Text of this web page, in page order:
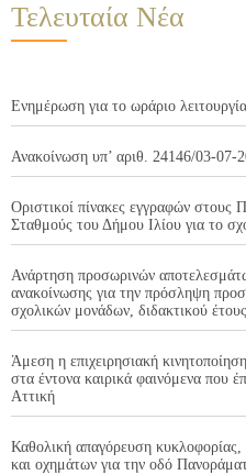
Τελευταία Νέα
Ενημέρωση για το ωράριο
Ανακοίνωση υπ’ αριθ. 24146/03-07-
Οριστικοί πίνακες εγγραφών στους
Σταθμούς του Δήμου Ιλίου για το
Ανάρτηση προσωρινών
ανακοίνωσης για την πρόσληψη
σχολικών μονάδων, διδακτικού
Άμεση η επιχειρησιακή
στα έντονα καιρικά φαινόμενα που
Αττική
Καθολική απαγόρευση
και οχημάτων για την οδό